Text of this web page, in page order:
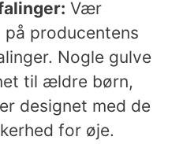
Vær
producentens
Nogle gulve
til ældre børn,
designet med de
for øje.